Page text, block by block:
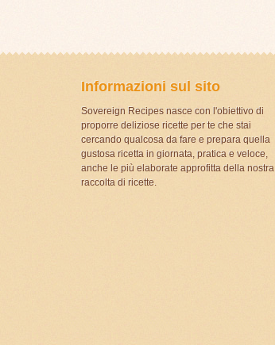
Informazioni sul sito
Sovereign Recipes nasce con l'obiettivo di
proporre deliziose ricette per te che stai
cercando qualcosa da fare e prepara quella
gustosa ricetta in giornata, pratica e veloce,
anche le più elaborate approfitta della nostra
raccolta di ricette.